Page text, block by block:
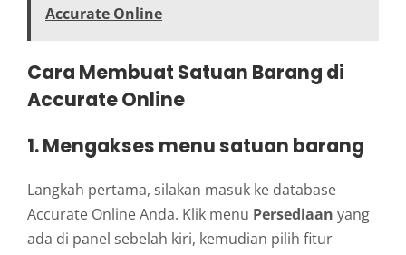
Accurate Online
Cara Membuat Satuan Barang di
Accurate Online
1. Mengakses menu satuan barang
Langkah pertama, silakan masuk ke database
Accurate Online Anda. Klik menu Persediaan yang
ada di panel sebelah kiri, kemudian pilih fitur